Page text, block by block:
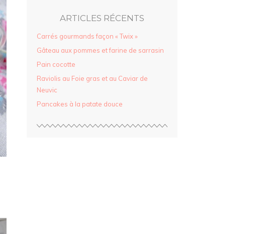
ARTICLES RÉCENTS
Carrés gourmands façon « Twix »
Gâteau aux pommes et farine de sarrasin
Pain cocotte
Raviolis au Foie gras et au Caviar de
Neuvic
Pancakes à la patate douce